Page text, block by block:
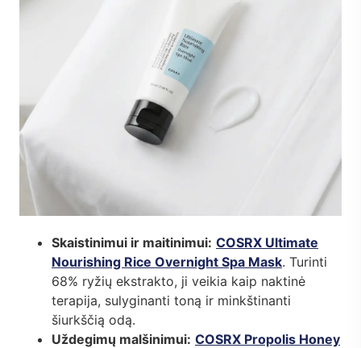
Skaistinimui ir maitinimui: COSRX Ultimate
Nourishing Rice Overnight Spa Mask. Turinti
68% ryžių ekstrakto, ji veikia kaip naktinė
terapija, sulyginanti toną ir minkštinanti
šiurkščią odą.
Uždegimų malšinimui: COSRX Propolis Honey